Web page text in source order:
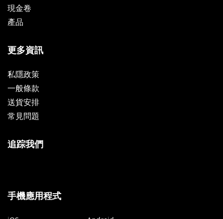
現金卷
產品
更多資訊
私隱政策
一般條款
送貨安排
常見問題
追踪我們
手機應用程式